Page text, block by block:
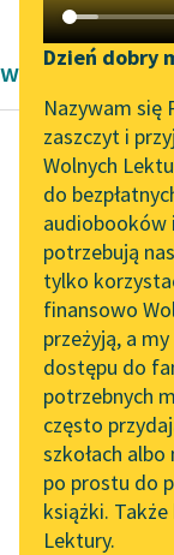
Katalog DAISY
Podkasty o
Aktualności
„Prokurator
do słuchania
Byliśmy częścią
Lab
Zapraszamy na
online z
literatury
Spotkanie z
Tunkiel w Oslo
102. lata temu
Joseph Conrad
Dzień dobry
Nazywam się
zaszczyt i
Wolnych
do
audiobooków
potrzebują
tylko
finansowo
przeżyją, a
dostępu do
potrzebnych
często
szkołach
po prostu do
książki.
Lektury.
wiersze